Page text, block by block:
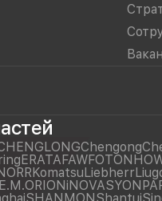
Chengong
ERATAFAWFOTON
KomatsuLiebherr
ORIONiNOVASYON